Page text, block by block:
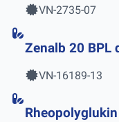
VN-2735-07
Zenalb 20 BPL
VN-16189-13
Rheopolyglukin